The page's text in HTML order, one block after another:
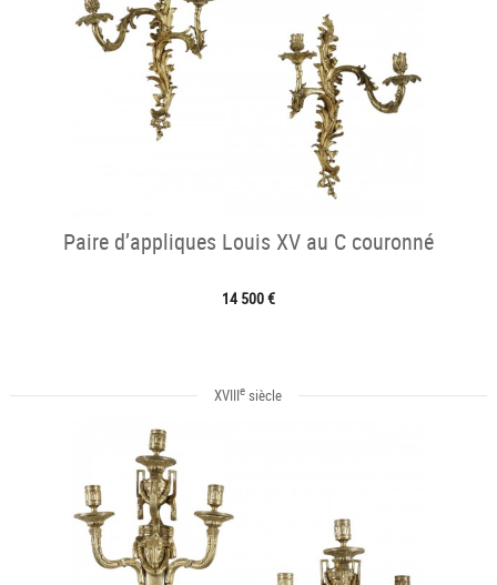
Paire d’appliques Louis XV au C couronné
14 500 €
XVIIIe siècle